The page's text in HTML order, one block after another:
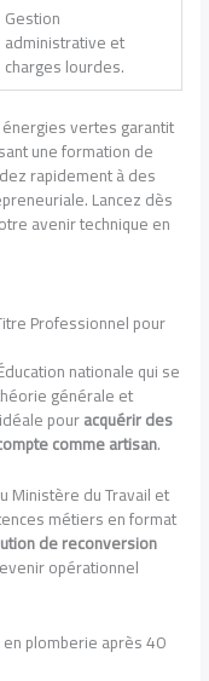
Gestion
administrative et
charges lourdes.
vertes garantit
une formation de
rapidement à des
Lancez dès
avenir technique en
Professionnel pour
nationale qui se
générale et
pouracquérir des
comme artisan.
Ministère du Travail et
métiers en format
de reconversion
opérationnel
plomberie après 40